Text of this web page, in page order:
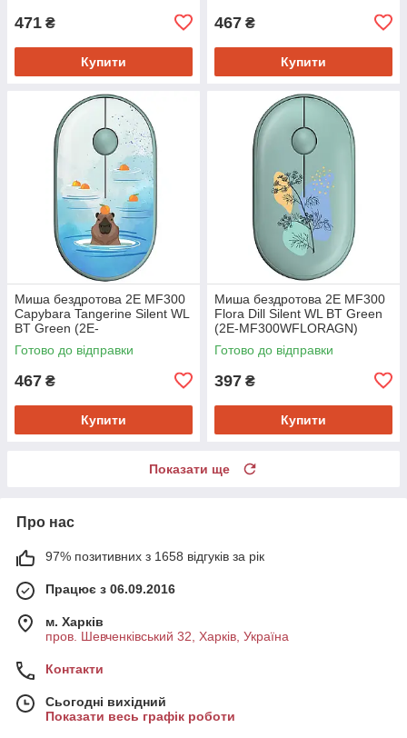
471 ₴
Купити
467 ₴
Купити
Миша бездротова 2E MF300
Capybara Tangerine Silent WL
BT Green (2E-
MF300WCAPIBARAGN)
Готово до відправки
467 ₴
Купити
Миша бездротова 2E MF300
Flora Dill Silent WL BT Green
(2E-MF300WFLORAGN)
Готово до відправки
397 ₴
Купити
Показати ще
Про нас
97% позитивних з 1658 відгуків за рік
Працює з 06.09.2016
м. Харків
пров. Шевченківський 32, Харків, Україна
Контакти
Сьогодні вихідний
Показати весь графік роботи